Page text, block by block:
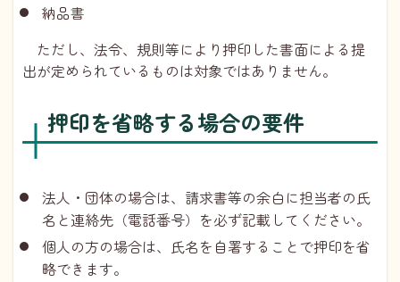
納品書
ただし、法令、規則等により押印した書面による提
出が定められているものは対象ではありません。
押印を省略する場合の要件
法人・団体の場合は、請求書等の余白に担当者の氏
名と連絡先（電話番号）を必ず記載してください。
個人の方の場合は、氏名を自署することで押印を省
略できます。